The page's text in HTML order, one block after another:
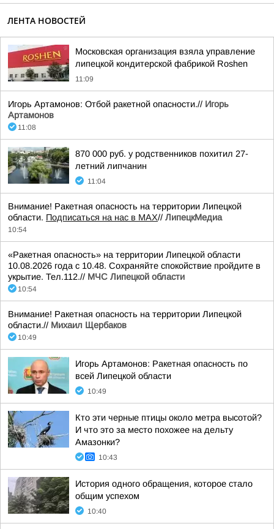
ЛЕНТА НОВОСТЕЙ
Московская организация взяла управление
липецкой кондитерской фабрикой Roshen
11:09
Игорь Артамонов: Отбой ракетной опасности.// Игорь
Артамонов
11:08
870 000 руб. у родственников похитил 27-
летний липчанин
11:04
Внимание! Ракетная опасность на территории Липецкой
области. Подписаться на нас в МАХ// ЛипецкМедиа
10:54
«Ракетная опасность» на территории Липецкой области
10.08.2026 года с 10.48. Сохраняйте спокойствие пройдите в
укрытие. Тел.112.// МЧС Липецкой области
10:54
Внимание! Ракетная опасность на территории Липецкой
области.// Михаил Щербаков
10:49
Игорь Артамонов: Ракетная опасность по
всей Липецкой области
10:49
Кто эти черные птицы около метра высотой?
И что это за место похожее на дельту
Амазонки?
10:43
История одного обращения, которое стало
общим успехом
10:40